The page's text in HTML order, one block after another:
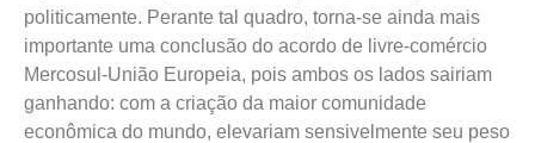
politicamente. Perante tal quadro, torna-se ainda mais
importante uma conclusão do acordo de livre-comércio
Mercosul-União Europeia, pois ambos os lados sairiam
ganhando: com a criação da maior comunidade
econômica do mundo, elevariam sensivelmente seu peso